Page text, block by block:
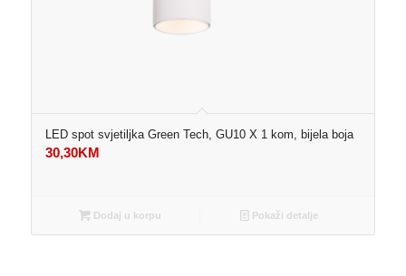
LED spot svjetiljka Green Tech, GU10 X 1 kom, bijela boja
30,30KM
Dodaj u korpu Pokaži detalje